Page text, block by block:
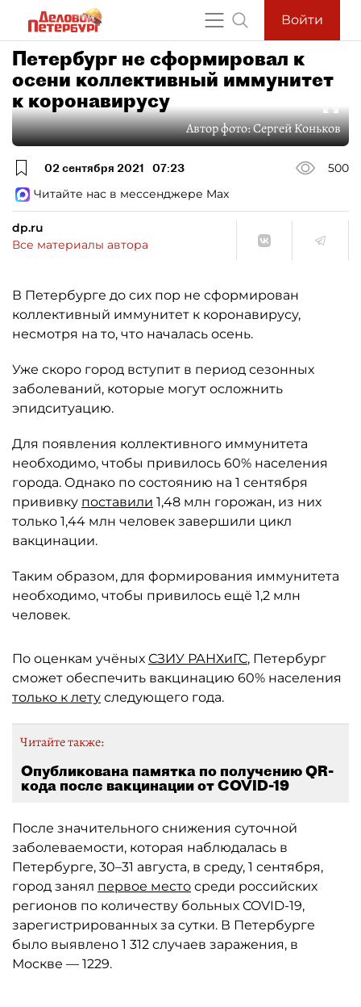
Войти
Петербург не сформировал к
осени коллективный иммунитет
к коронавирусу
Автор фото:Сергей Коньков
02 сентября 2021 07:23
500
Читайте нас в мессенджере Max
dp.ru
Все материалы автора
В Петербурге до сих пор не сформирован
коллективный иммунитет к коронавирусу,
несмотря на то, что началась осень.
Уже скоро город вступит в период сезонных
заболеваний, которые могут осложнить
эпидситуацию.
Для появления коллективного иммунитета
необходимо, чтобы привилось 60% населения
города. Однако по состоянию на 1 сентября
прививку поставили 1,48 млн горожан, из них
только 1,44 млн человек завершили цикл
вакцинации.
Таким образом, для формирования иммунитета
необходимо, чтобы привилось ещё 1,2 млн
человек.
По оценкам учёных СЗИУ РАНХиГС, Петербург
сможет обеспечить вакцинацию 60% населения
только к лету следующего года.
Читайте также:
Опубликована памятка по получению QR-
кода после вакцинации от COVID-19
После значительного снижения суточной
заболеваемости, которая наблюдалась в
Петербурге, 30–31 августа, в среду, 1 сентября,
город занял первое место среди российских
регионов по количеству больных COVID-19,
зарегистрированных за сутки. В Петербурге
было выявлено 1 312 случаев заражения, в
Москве — 1229.